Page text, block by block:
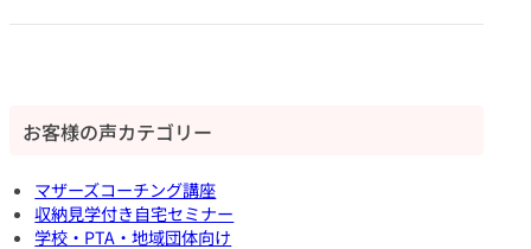
お客様の声カテゴリー
マザーズコーチング講座
収納見学付き自宅セミナー
学校・PTA・地域団体向け